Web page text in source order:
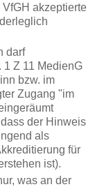
akzeptierte
darf
1 Z 11 MedienG
bzw. im
Zugang "im
der Hinweis
als
für
ist).
was an der